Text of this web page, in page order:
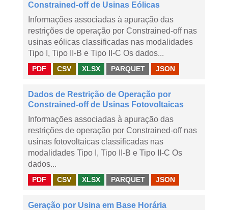
Constrained-off de Usinas Eólicas
Informações associadas à apuração das
restrições de operação por Constrained-off nas
usinas eólicas classificadas nas modalidades
Tipo I, Tipo II-B e Tipo II-C Os dados...
PDF CSV XLSX PARQUET JSON
Dados de Restrição de Operação por
Constrained-off de Usinas Fotovoltaicas
Informações associadas à apuração das
restrições de operação por Constrained-off nas
usinas fotovoltaicas classificadas nas
modalidades Tipo I, Tipo II-B e Tipo II-C Os
dados...
PDF CSV XLSX PARQUET JSON
Geração por Usina em Base Horária